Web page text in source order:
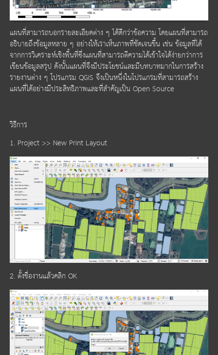
แผนที่สามารถบอกรายละเอียดต่าง ๆ ได้ดีกว่าข้อความ โดยแผนที่สามารถ
อธิบายถึงข้อมูลหลาย ๆ อย่างให้เราเห็นภาพที่ชัดเจนขึ้น เช่น ข้อมูลที่ได้
จากการวิเคราะห์เชิงพื้นที่ซึ่งแผนที่สามารถตีความได้เข้าใจได้ง่ายกว่าการ
เขียนข้อมูลสรุป ดังนั้นแผนที่จึงมีประโยชน์และมีบทบาทมากในการสร้าง
รายงานต่าง ๆ โปรแกรม QGIS จึงเป็นหนึ่งในโปรแกรมที่สามารถสร้าง
แผนที่ได้อย่างมีประสิทธิภาพและที่สำคัญเป็น Open Source
วิธีการ
1. Project >> New Print Layout
2. ตั้งชื่องานแล้วคลิก OK